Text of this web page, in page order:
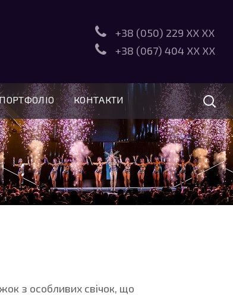
+38 (050) 229 XX XX
+38 (067) 404 XX XX
КОНТАКТИ
з особливих свічок, що